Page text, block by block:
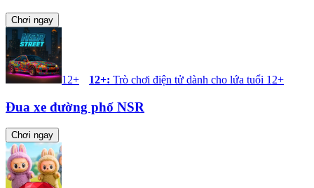
Chơi ngay
12+ 12+: Trò chơi điện tử dành cho lứa tuổi 12+
Đua xe đường phố NSR
Chơi ngay